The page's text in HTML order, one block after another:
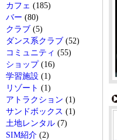
カフェ (185)
バー (80)
クラブ (5)
ダンス系クラブ (52)
コミュニティ (55)
ショップ(16)
学習施設 (1)
リゾート (1)
アトラクション (1)
サンドボックス (1)
土地レンタル (7)
SIM紹介 (2)